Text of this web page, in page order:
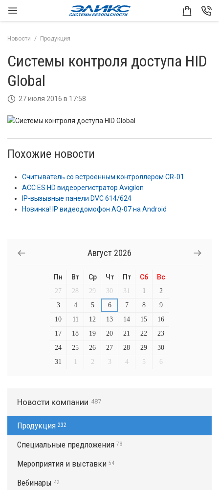
Новости Продукция
Системы контроля доступа HID
Global
27 июля 2016 в 17:58
Похожие новости
Считыватель со встроенным контроллером CR-01
ACC ES HD видеорегистратор Avigilon
IP-вызывные панели DVC 614/624
Новинка! IP видеодомофон AQ-07 на Android
Август 2026
Пн Вт Ср Чт Пт Сб Вс
27 28 29 30 31 1
2
3
4 5 6 7 8
9
10
11 12 13 14 15
16
17
18 19 20 21 22
23
24
25 26 27 28 29
30
31
1 2 3 4 5 6
Новости компании 487
Продукция 232
Специальные предложения 78
Мероприятия и выставки 54
Вебинары 42